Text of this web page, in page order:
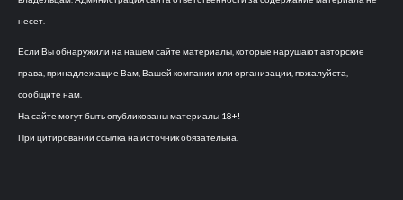
несет.
Если Вы обнаружили на нашем сайте материалы, которые нарушают авторские
права, принадлежащие Вам, Вашей компании или организации, пожалуйста,
сообщите нам.
На сайте могут быть опубликованы материалы 18+!
При цитировании ссылка на источник обязательна.